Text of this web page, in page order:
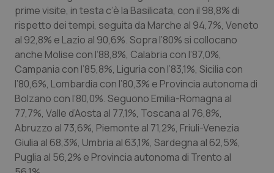
prime visite, in testa c’è la Basilicata, con il 98,8% di
rispetto dei tempi, seguita da Marche al 94,7%, Veneto
al 92,8% e Lazio al 90,6%. Sopra l’80% si collocano
anche Molise con l’88,8%, Calabria con l’87,0%,
Campania con l’85,8%, Liguria con l’83,1%, Sicilia con
l’80,6%, Lombardia con l’80,3% e Provincia autonoma di
Bolzano con l’80,0%. Seguono Emilia-Romagna al
77,7%, Valle d’Aosta al 77,1%, Toscana al 76,8%,
Abruzzo al 73,6%, Piemonte al 71,2%, Friuli-Venezia
Giulia al 68,3%, Umbria al 63,1%, Sardegna al 62,5%,
Puglia al 56,2% e Provincia autonoma di Trento al